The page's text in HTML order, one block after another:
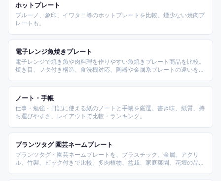
ホットプレート
ブルーノ、象印、イワタニ等のホットプレートを比較。煙少ない焼肉プ
レートも。
電子レンジ魚焼きプレート
電子レンジで焼き魚や肉料理を作りやすい魚焼きプレート商品を比較。
焼き目、フタ付き構造、食洗機対応、陶器や金属系プレートの違いを整
ノート・手帳
仕事・勉強・日記に使える紙のノートと手帳を厳選。書き味、紙質、持
ち運びやすさ、レイアウトで比較・ランキング。
プランツタグ 園芸ネームプレート
プランツタグ・園芸ネームプレートを、プラスチック、金属、アクリ
ル、竹製、ピック付きで比較。多肉植物、盆栽、家庭菜園、花壇の品種